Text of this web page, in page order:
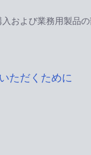
および業務用製品
ただくために